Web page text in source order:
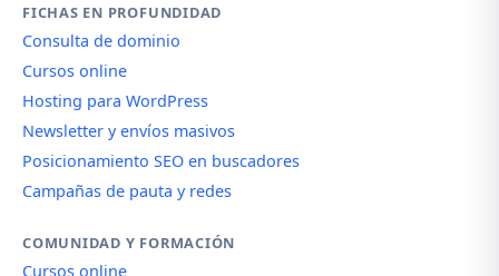
FICHAS EN PROFUNDIDAD
Consulta de dominio
Cursos online
Hosting para WordPress
Newsletter y envíos masivos
Posicionamiento SEO en buscadores
Campañas de pauta y redes
COMUNIDAD Y FORMACIÓN
Cursos online